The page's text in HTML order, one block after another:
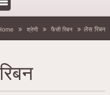
श्रेणी फैंसी रिबन लेस रिबन